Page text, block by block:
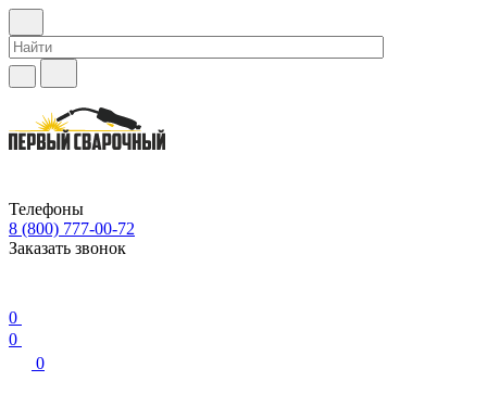
Телефоны
8 (800) 777-00-72
Заказать звонок
0
0
0